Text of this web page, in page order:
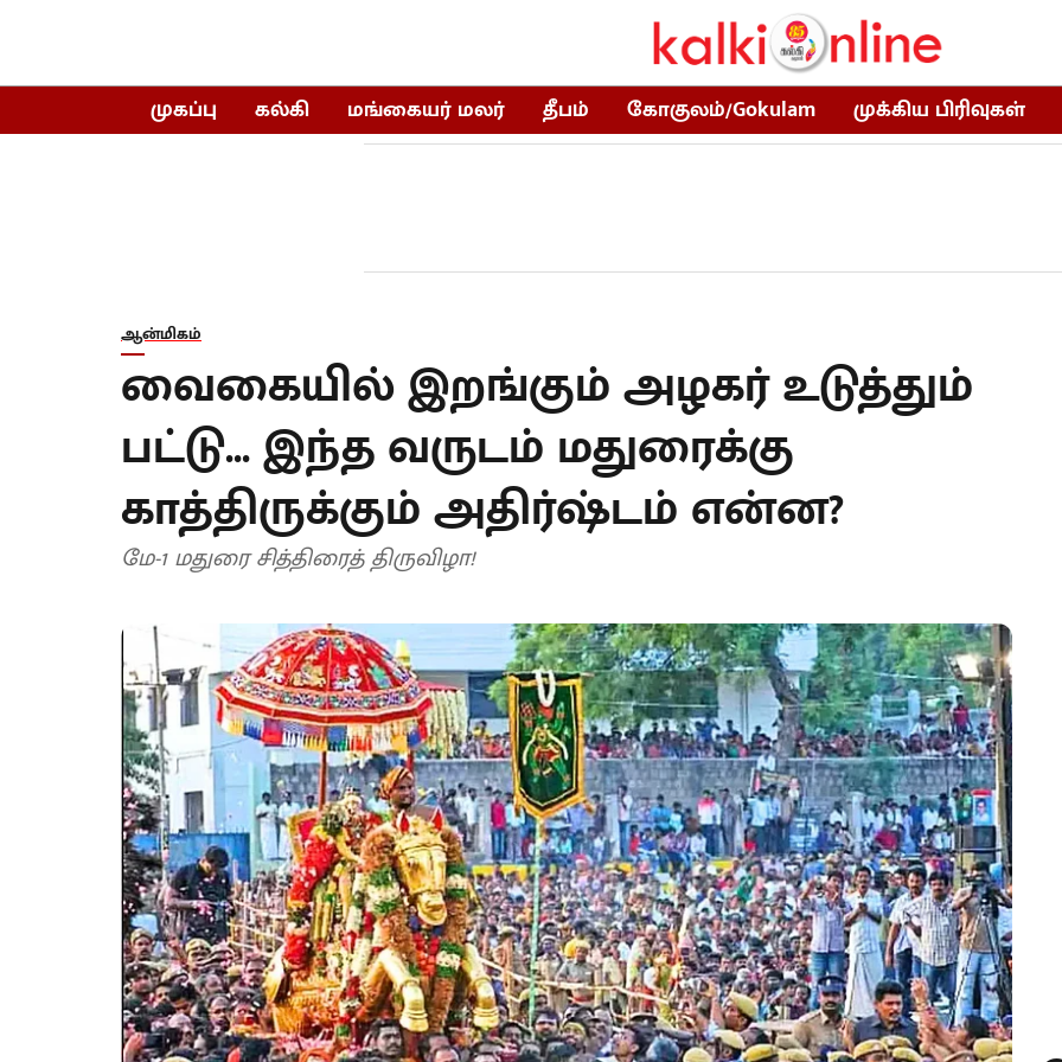
முகப்பு கல்கி மங்கையர் மலர் தீபம் கோகுலம்/Gokulam முக்கிய பிரிவுகள்
ஆன்மிகம்
வைகையில் இறங்கும் அழகர் உடுத்தும்
பட்டு... இந்த வருடம் மதுரைக்கு
காத்திருக்கும் அதிர்ஷ்டம் என்ன?
மே-1 மதுரை சித்திரைத் திருவிழா!